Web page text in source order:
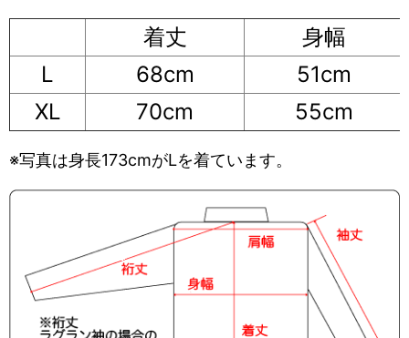
着丈
身幅
L
68cm
51cm
XL
70cm 55cm
※写真は身長173cmがLを着ています。